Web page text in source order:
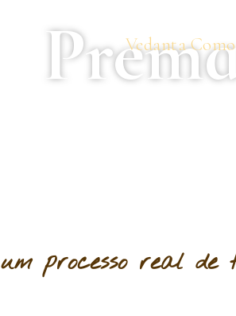
Vedanta
um processo real de